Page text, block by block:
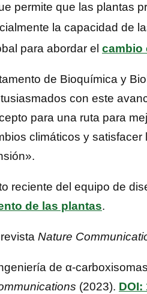
permite que las plantas
la capacidad de
para abordar el cambio
de Bioquímica y
con este
para una ruta para
climáticos y
reciente del equipo de
de las plantas.
Nature
de α-
(2023). DOI: